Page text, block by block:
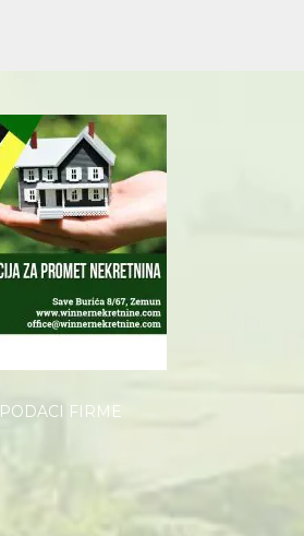
PODACI FIRME